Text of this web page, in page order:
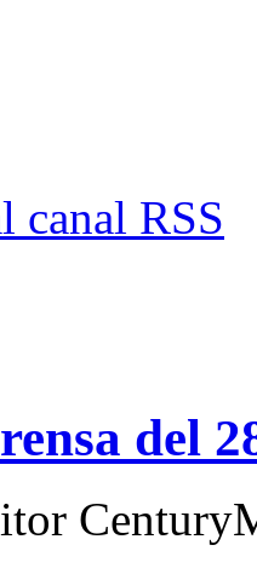
canal RSS
del